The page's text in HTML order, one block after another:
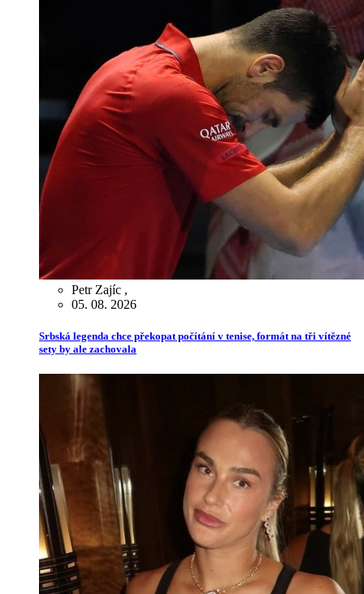
Petr Zajíc ,
05. 08. 2026
Srbská legenda chce překopat počítání v tenise, formát na tři vítězné
sety by ale zachovala